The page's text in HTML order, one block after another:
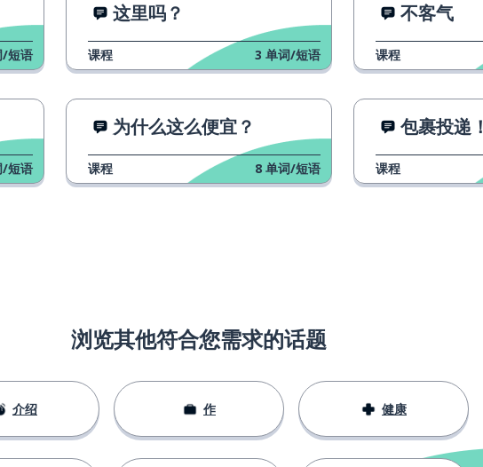
/短语
这里吗？
课程 3 单词/短语
不客气
课程
/短语
为什么这么便宜？
课程 8 单词/短语
包裹投递！
课程
浏览其他符合您需求的话题
介绍 作 健康